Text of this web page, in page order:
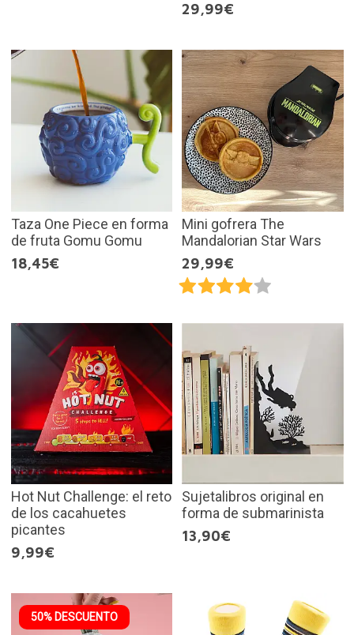
29,99€
Taza One Piece en forma
de fruta Gomu Gomu
18,45€
Mini gofrera The
Mandalorian Star Wars
29,99€
Hot Nut Challenge: el reto
de los cacahuetes
picantes
9,99€
Sujetalibros original en
forma de submarinista
13,90€
50% DESCUENTO